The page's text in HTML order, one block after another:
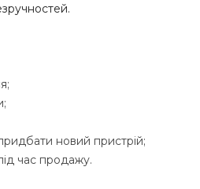
новий пристрій;
час продажу.